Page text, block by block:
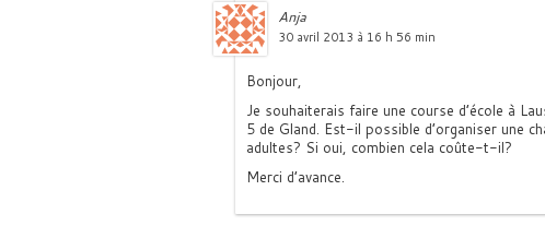
Anja
30 avril 2013 à 16 h 56 min
Bonjour,
Je souhaiterais faire une course d’école à
5 de Gland. Est-il possible d’organiser une
adultes? Si oui, combien cela coûte-t-il?
Merci d’avance.